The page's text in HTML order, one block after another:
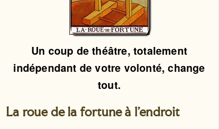
Un coup de théâtre, totalement
indépendant de votre volonté, change
tout.
La roue de la fortune à l'endroit